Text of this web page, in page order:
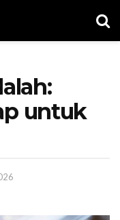
untuk